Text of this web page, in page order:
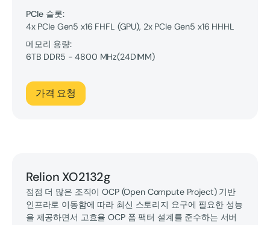
PCIe 슬롯:
4x PCIe Gen5 x16 FHFL (GPU), 2x PCIe Gen5 x16 HHHL
메모리 용량:
6TB DDR5 - 4800 MHz(24DIMM)
가격 요청
Relion XO2132g
점점 더 많은 조직이 OCP (Open Compute Project) 기반
인프라로 이동함에 따라 최신 스토리지 요구에 필요한 성능
을 제공하면서 고효율 OCP 폼 팩터 설계를 준수하는 서버